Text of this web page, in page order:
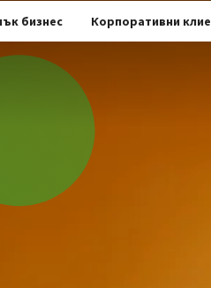
бизнес Корпоративни